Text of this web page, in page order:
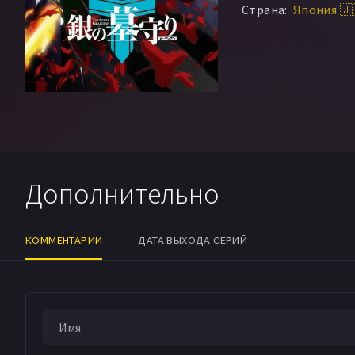
Страна: Япония
Дополнительно
КОММЕНТАРИИ ДАТА ВЫХОДА СЕРИЙ